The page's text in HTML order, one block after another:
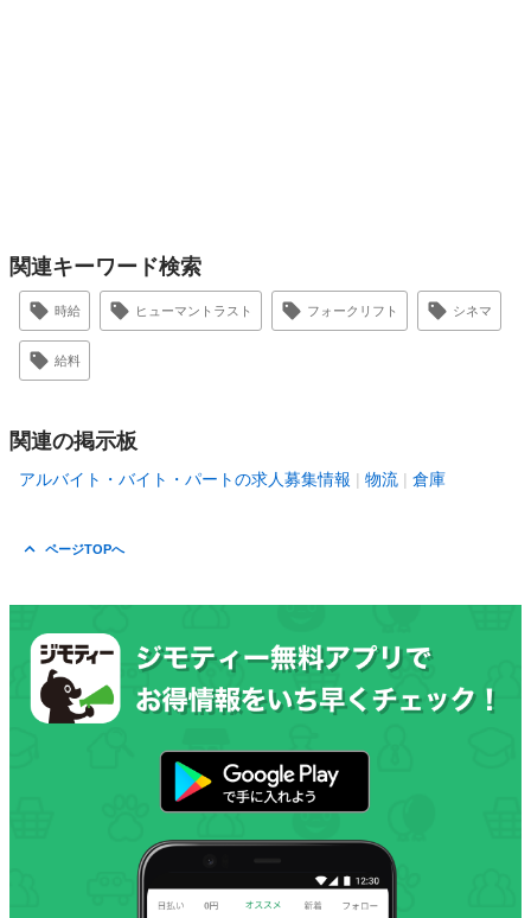
関連キーワード検索
時給 ヒューマントラスト フォークリフト シネマ
給料
関連の掲示板
アルバイト・バイト・パートの求人募集情報 物流 倉庫
ページTOPへ